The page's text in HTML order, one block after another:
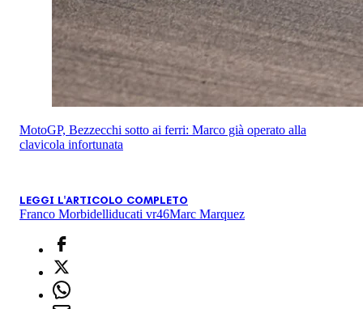
MotoGP, Bezzecchi sotto ai ferri: Marco già operato alla
clavicola infortunata
LEGGI L'ARTICOLO COMPLETO
Franco Morbidelliducati vr46Marc Marquez